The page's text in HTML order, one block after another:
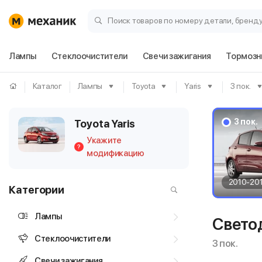
Поиск товаров по номеру детали,
Лампы Стеклоочистители Свечи зажигания
Каталог Лампы Toyota Yaris 3 пок.
Toyota Yaris
?
Укажите
модификацию
Категории
Лампы
Стеклоочистители
3 пок.
2010-
3 пок.